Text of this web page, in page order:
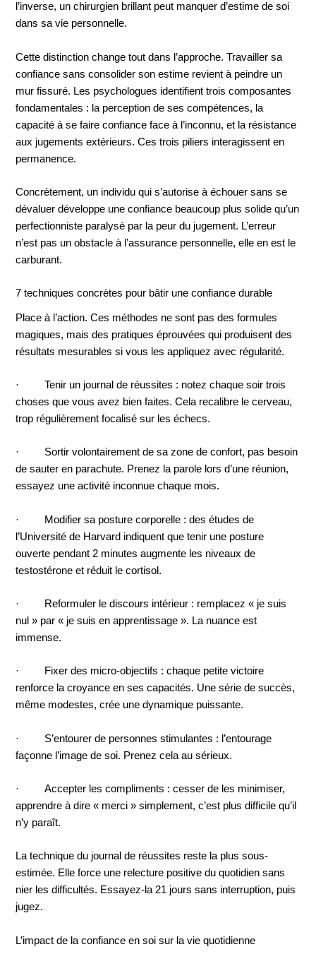
l’inverse, un chirurgien brillant peut manquer d’estime de soi
dans sa vie personnelle.
Cette distinction change tout dans l’approche. Travailler sa
confiance sans consolider son estime revient à peindre un
mur fissuré. Les psychologues identifient trois composantes
fondamentales : la perception de ses compétences, la
capacité à se faire confiance face à l’inconnu, et la résistance
aux jugements extérieurs. Ces trois piliers interagissent en
permanence.
Concrètement, un individu qui s’autorise à échouer sans se
dévaluer développe une confiance beaucoup plus solide qu’un
perfectionniste paralysé par la peur du jugement. L’erreur
n’est pas un obstacle à l’assurance personnelle, elle en est le
carburant.
7 techniques concrètes pour bâtir une confiance durable
Place à l’action. Ces méthodes ne sont pas des formules
magiques, mais des pratiques éprouvées qui produisent des
résultats mesurables si vous les appliquez avec régularité.
· Tenir un journal de réussites : notez chaque soir trois
choses que vous avez bien faites. Cela recalibre le cerveau,
trop régulièrement focalisé sur les échecs.
· Sortir volontairement de sa zone de confort, pas besoin
de sauter en parachute. Prenez la parole lors d’une réunion,
essayez une activité inconnue chaque mois.
· Modifier sa posture corporelle : des études de
l’Université de Harvard indiquent que tenir une posture
ouverte pendant 2 minutes augmente les niveaux de
testostérone et réduit le cortisol.
· Reformuler le discours intérieur : remplacez « je suis
nul » par « je suis en apprentissage ». La nuance est
immense.
· Fixer des micro-objectifs : chaque petite victoire
renforce la croyance en ses capacités. Une série de succès,
même modestes, crée une dynamique puissante.
· S’entourer de personnes stimulantes : l’entourage
façonne l’image de soi. Prenez cela au sérieux.
· Accepter les compliments : cesser de les minimiser,
apprendre à dire « merci » simplement, c’est plus difficile qu’il
n’y paraît.
La technique du journal de réussites reste la plus sous-
estimée. Elle force une relecture positive du quotidien sans
nier les difficultés. Essayez-la 21 jours sans interruption, puis
jugez.
L’impact de la confiance en soi sur la vie quotidienne